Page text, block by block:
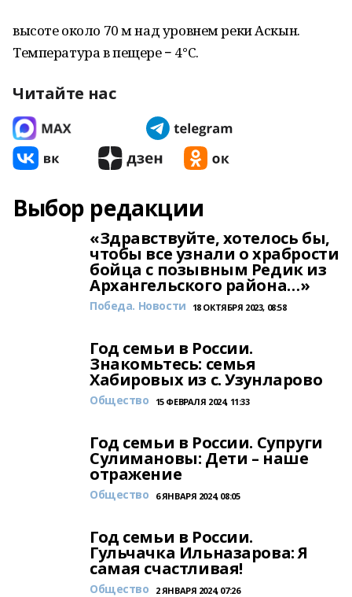
высоте около 70 м над уровнем реки Аскын.
Температура в пещере − 4°С.
Читайте нас
Выбор редакции
«Здравствуйте, хотелось бы,
чтобы все узнали о храбрости
бойца с позывным Редик из
Архангельского района…»
Победа. Новости 18 ОКТЯБРЯ 2023, 08:58
Год семьи в России.
Знакомьтесь: семья
Хабировых из с. Узунларово
Общество 15 ФЕВРАЛЯ 2024, 11:33
Год семьи в России. Супруги
Сулимановы: Дети – наше
отражение
Общество 6 ЯНВАРЯ 2024, 08:05
Год семьи в России.
Гульчачка Ильназарова: Я
самая счастливая!
Общество 2 ЯНВАРЯ 2024, 07:26